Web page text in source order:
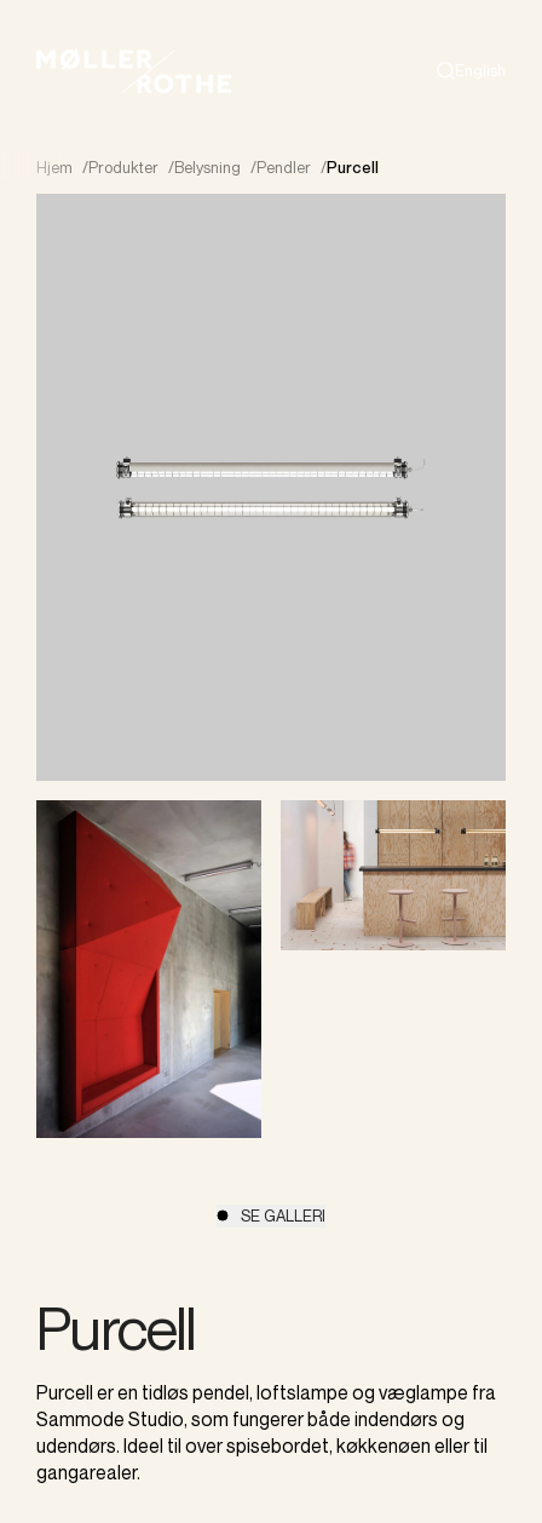
Hjem /Produkter /Belysning /Pendler /Purcell
SE GALLERI
Purcell
Purcell er en tidløs pendel, loftslampe og væglampe fra
Sammode Studio, som fungerer både indendørs og
udendørs. Ideel til over spisebordet, køkkenøen eller til
gangarealer.